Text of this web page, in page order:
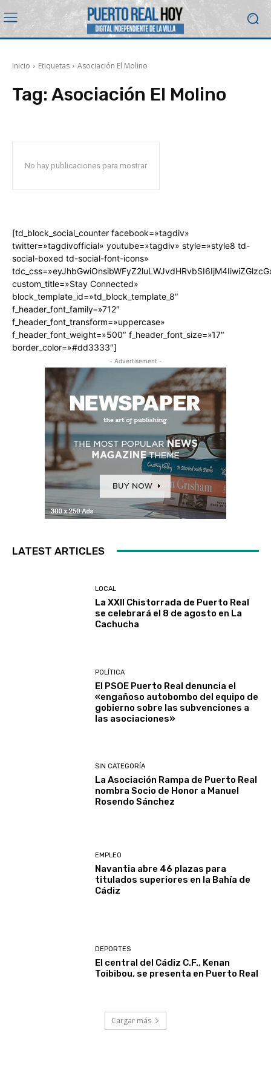
Inicio Etiquetas Asociación El Molino
Tag: Asociación El Molino
No hay publicaciones para mostrar
[td_block_social_counter facebook=»tagdiv»
twitter=»tagdivofficial» youtube=»tagdiv» style=»style8 td-
social-boxed td-social-font-icons»
custom_title=»Stay Connected»
block_template_id=»td_block_template_8″
f_header_font_family=»712″
f_header_font_transform=»uppercase»
f_header_font_weight=»500″ f_header_font_size=»17″
border_color=»#dd3333″]
- Advertisement -
LATEST ARTICLES
LOCAL
La XXII Chistorrada de Puerto Real
se celebrará el 8 de agosto en La
Cachucha
POLÍTICA
El PSOE Puerto Real denuncia el
«engañoso autobombo del equipo de
gobierno sobre las subvenciones a
las asociaciones»
SIN CATEGORÍA
La Asociación Rampa de Puerto Real
nombra Socio de Honor a Manuel
Rosendo Sánchez
EMPLEO
Navantia abre 46 plazas para
titulados superiores en la Bahía de
Cádiz
DEPORTES
El central del Cádiz C.F., Kenan
Toibibou, se presenta en Puerto Real
Cargar más